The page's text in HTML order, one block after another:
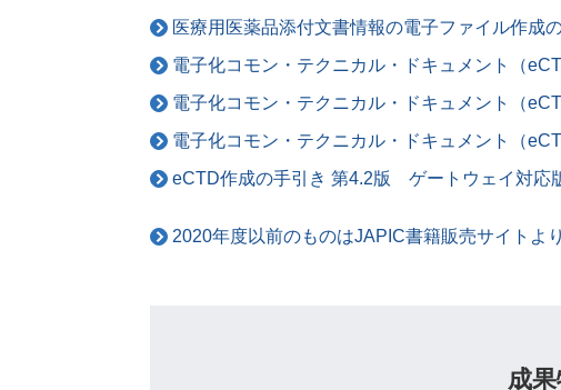
医療用医薬品添付文書情報の電子ファイル作
電子化コモン・テクニカル・ドキュメント（
電子化コモン・テクニカル・ドキュメント（
電子化コモン・テクニカル・ドキュメント（
eCTD作成の手引き 第4.2版 ゲートウェイ対応
2020年度以前のものはJAPIC書籍販売サイトよ
成